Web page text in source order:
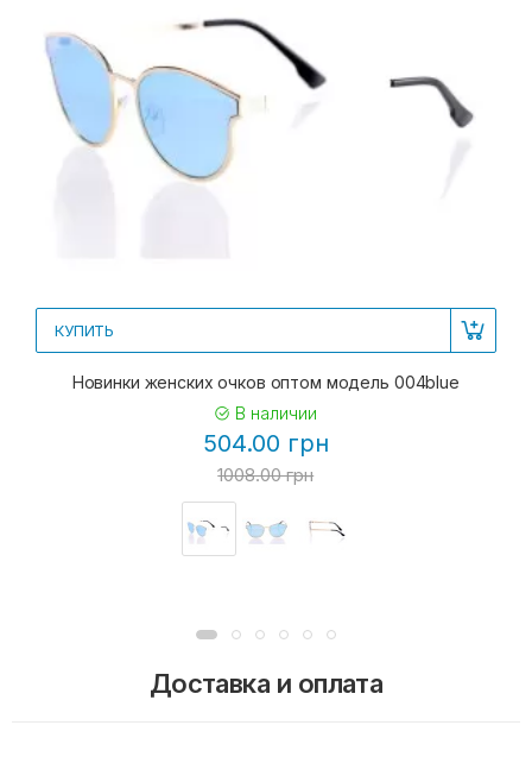
КУПИТЬ
Новинки женских очков оптом модель 004blue
В наличии
504.00 грн
1008.00 грн
Доставка и оплата